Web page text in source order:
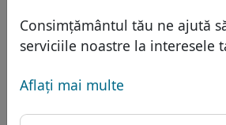
Consimțământul tău ne ajută
serviciile noastre la interesele
Aflaţi mai multe
Domenii asiatice
Domenii europene
Domeniile din Orientul
Reduceri
Transfer
Protecţia ID
Gazduire DNS
FAQ